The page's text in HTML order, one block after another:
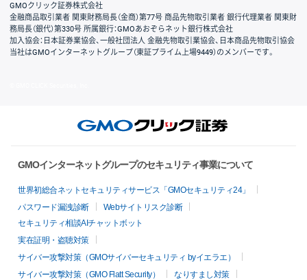
GMOクリック証券株式会社
金融商品取引業者 関東財務局長（金商）第77号 商品先物取引業者 銀行代理業者 関東財
務局長（銀代）第330号 所属銀行：GMOあおぞらネット銀行株式会社
加入協会：日本証券業協会、一般社団法人 金融先物取引業協会、日本商品先物取引協会
当社はGMOインターネットグループ（東証プライム上場9449）のメンバーです。
GMOインターネットグループのセキュリティ事業について
世界初総合ネットセキュリティサービス「GMOセキュリティ24」
パスワード漏洩診断
Webサイトリスク診断
セキュリティ相談AIチャットボット
実在証明・盗聴対策
サイバー攻撃対策（GMOサイバーセキュリティ byイエラエ）
サイバー攻撃対策（GMO Flatt Security）
なりすまし対策